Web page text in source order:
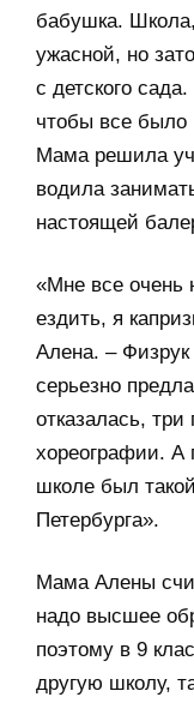
бабушка.
ужасной, но
с детского
чтобы все было
Мама решила
водила
настоящей
«Мне все очень
ездить, я
Алена. –
серьезно
отказалась, три
хореографии. А
школе был
Петербурга».
Мама Алены
надо высшее
поэтому в 9
другую школу,